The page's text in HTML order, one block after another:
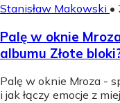
Stanisław Makowski •
Palę w oknie
albumu Złote
Palę w oknie Mroza -
i jak łączy emocje z